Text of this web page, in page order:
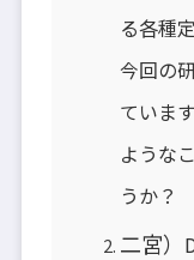
る各種
今回の
ていま
ような
うか？
二宮）